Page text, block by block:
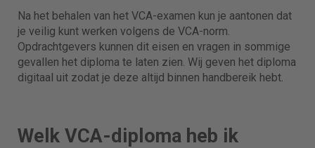
Na het behalen van het VCA-examen kun je aantonen dat
je veilig kunt werken volgens de VCA-norm.
Opdrachtgevers kunnen dit eisen en vragen in sommige
gevallen het diploma te laten zien. Wij geven het diploma
digitaal uit zodat je deze altijd binnen handbereik hebt.
Welk VCA-diploma heb ik